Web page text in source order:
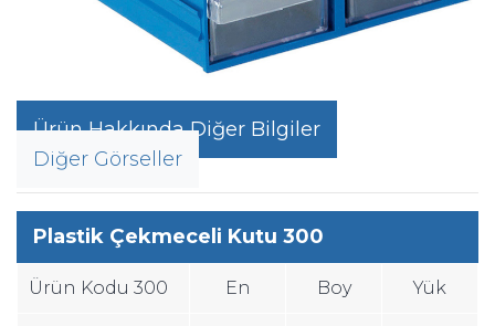
Ürün Hakkında Diğer Bilgiler
Diğer Görseller
Plastik Çekmeceli Kutu 300
Ürün Kodu 300 En Boy Yük